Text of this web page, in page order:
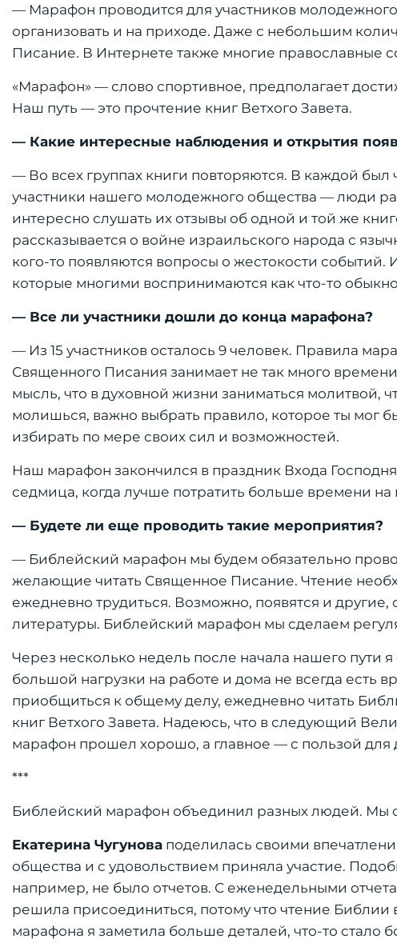
— Марафон проводится для участников
организовать и на приходе. Даже с небольшим
Писание. В Интернете также многие православные
«Марафон» — слово спортивное, предполагает
Наш путь — это прочтение книг Ветхого Завета.
— Какие интересные наблюдения и открытия
— Во всех группах книги повторяются. В каждой
участники нашего молодежного общества — люди
интересно слушать их отзывы об одной и той же
рассказывается о войне израильского народа с
кого-то появляются вопросы о жестокости
которые многими воспринимаются как что-то
— Все ли участники до­шли до конца марафона?
— Из 15 участников осталось 9 человек. Правила
Священного Писания занимает не так много
мысль, что в духовной жизни заниматься
молишься, важно выбрать правило, которое ты мог
избирать по мере своих сил и возможностей.
Наш марафон закончился в праздник Входа
седмица, когда лучше потратить больше времени
— Будете ли еще проводить такие мероприятия?
— Библейский марафон мы будем обязательно
желающие читать Священное Писание. Чтение
ежедневно трудиться. Возможно, появятся и
литературы. Библейский марафон мы сделаем
Через несколько недель после начала нашего пути
большой нагрузки на работе и дома не всегда есть
приобщиться к общему делу, ежедневно читать
книг Ветхого Завета. Надеюсь, что в следующий
марафон прошел хорошо, а главное — с пользой для
***
Библейский марафон объединил разных людей. Мы
Екатерина Чугунова поделилась своими
общества и с удовольствием приняла участие.
например, не было отчетов. С еженедельными
решила присоединиться, потому что чтение Библии
марафона я заметила больше деталей, что-то